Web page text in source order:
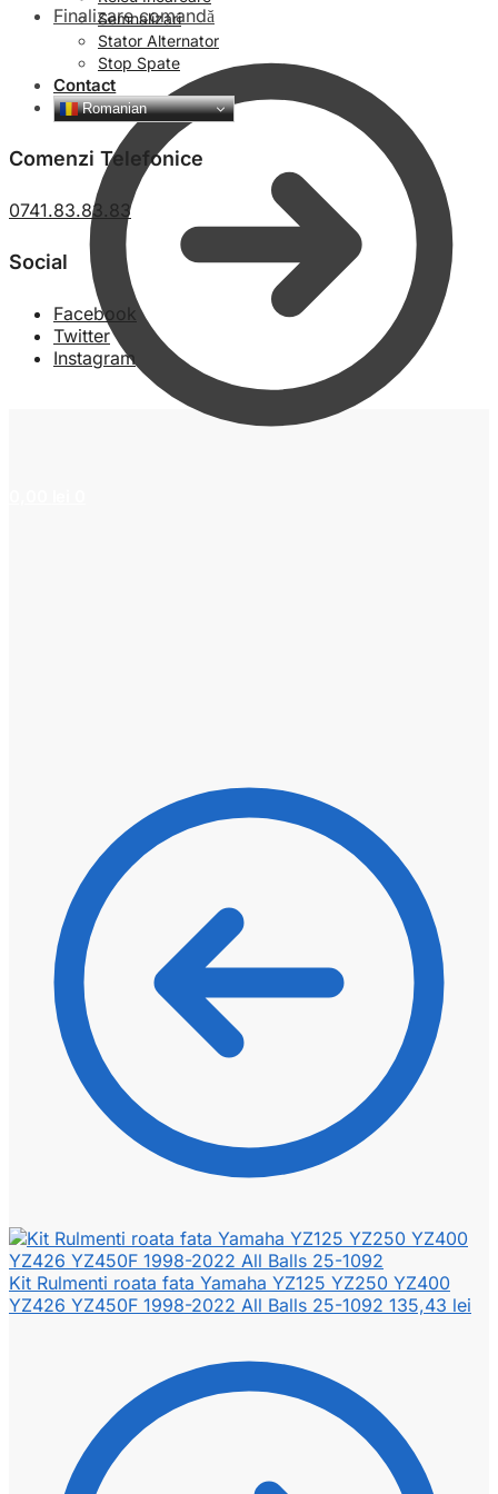
Finalizare comandă
Semnalizari
Stator Alternator
Stop Spate
Contact
Romanian
Comenzi Telefonice
0741.83.83.83
Social
Facebook
Twitter
Instagram
Kit Rulmenti roata fata Yamaha YZ125 YZ250 YZ400
YZ426 YZ450F 1998-2022 All Balls 25-1092 135,43 lei